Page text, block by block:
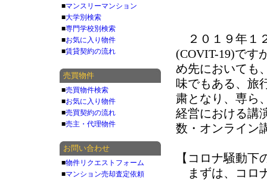
２０１９年１
(COVIT-19)です
め先においても
味でもある、旅
粛となり、専ら
経営における講
数・オンライン
【コロナ騒動
まずは、コロ
■マンスリーマンション
■大学別検索
■専門学校別検索
■お気に入り物件
■賃貸契約の流れ
売買物件
■売買物件検索
■お気に入り物件
■売買契約の流れ
■売主・代理物件
お問い合わせ
■物件リクエストフォーム
■マンション売却査定依頼